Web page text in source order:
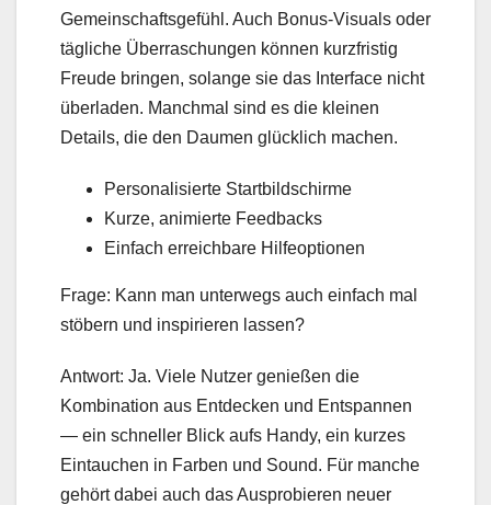
Gemeinschaftsgefühl. Auch Bonus-Visuals oder
tägliche Überraschungen können kurzfristig
Freude bringen, solange sie das Interface nicht
überladen. Manchmal sind es die kleinen
Details, die den Daumen glücklich machen.
Personalisierte Startbildschirme
Kurze, animierte Feedbacks
Einfach erreichbare Hilfeoptionen
Frage: Kann man unterwegs auch einfach mal
stöbern und inspirieren lassen?
Antwort: Ja. Viele Nutzer genießen die
Kombination aus Entdecken und Entspannen
— ein schneller Blick aufs Handy, ein kurzes
Eintauchen in Farben und Sound. Für manche
gehört dabei auch das Ausprobieren neuer